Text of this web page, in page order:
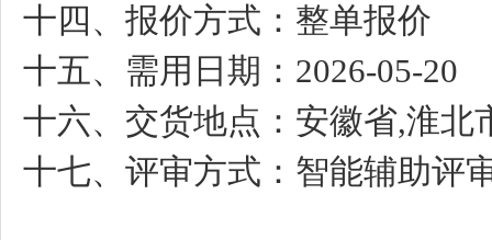
十四、报价方式：整单报价
十五、需用日期： 2026-05-20
十六、交货地点：安徽省,淮北
十七、评审方式：智能辅助评